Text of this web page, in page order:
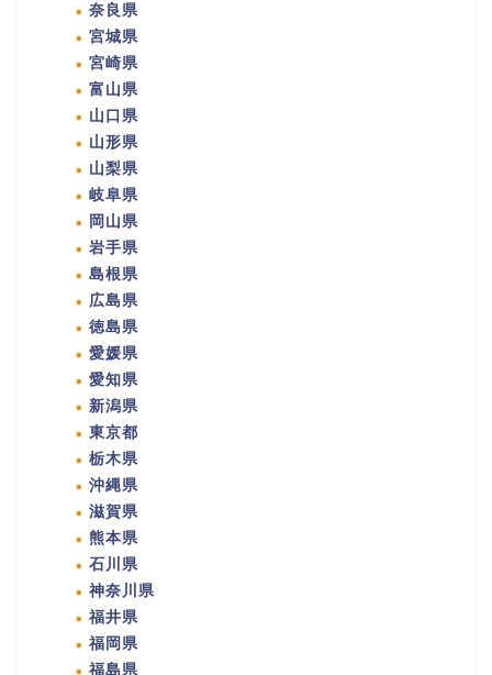
奈良県
宮城県
宮崎県
富山県
山口県
山形県
山梨県
岐阜県
岡山県
岩手県
島根県
広島県
徳島県
愛媛県
愛知県
新潟県
東京都
栃木県
沖縄県
滋賀県
熊本県
石川県
神奈川県
福井県
福岡県
福島県